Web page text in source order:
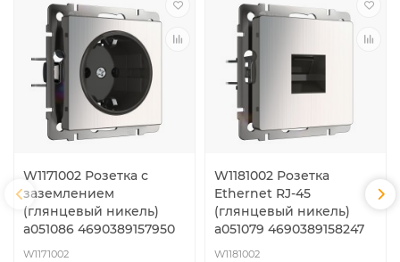
W1171002 Розетка с
заземлением
(глянцевый никель)
a051086 4690389157950
W1171002
W1181002 Розетка
Ethernet RJ-45
(глянцевый никель)
a051079 4690389158247
W1181002